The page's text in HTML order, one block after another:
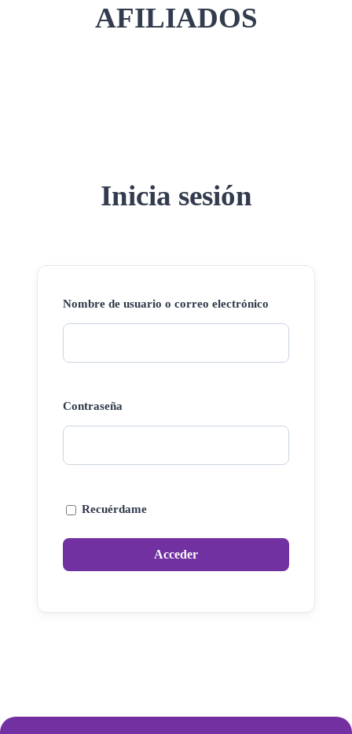
AFILIADOS
Inicia sesión
Nombre de usuario o correo electrónico
Contraseña
Recuérdame